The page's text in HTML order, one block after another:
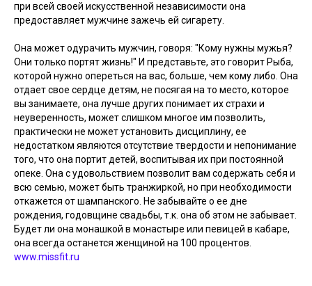
при всей своей искусственной независимости она
предоставляет мужчине зажечь ей сигарету.
Она может одурачить мужчин, говоря: "Кому нужны мужья?
Они только портят жизнь!" И представьте, это говорит Рыба,
которой нужно опереться на вас, больше, чем кому либо. Она
отдает свое сердце детям, не посягая на то место, которое
вы занимаете, она лучше других понимает их страхи и
неуверенность, может слишком многое им позволить,
практически не может установить дисциплину, ее
недостатком являются отсутствие твердости и непонимание
того, что она портит детей, воспитывая их при постоянной
опеке. Она с удовольствием позволит вам содержать себя и
всю семью, может быть транжиркой, но при необходимости
откажется от шампанского. Не забывайте о ее дне
рождения, годовщине свадьбы, т.к. она об этом не забывает.
Будет ли она монашкой в монастыре или певицей в кабаре,
она всегда останется женщиной на 100 процентов.
www.missfit.ru